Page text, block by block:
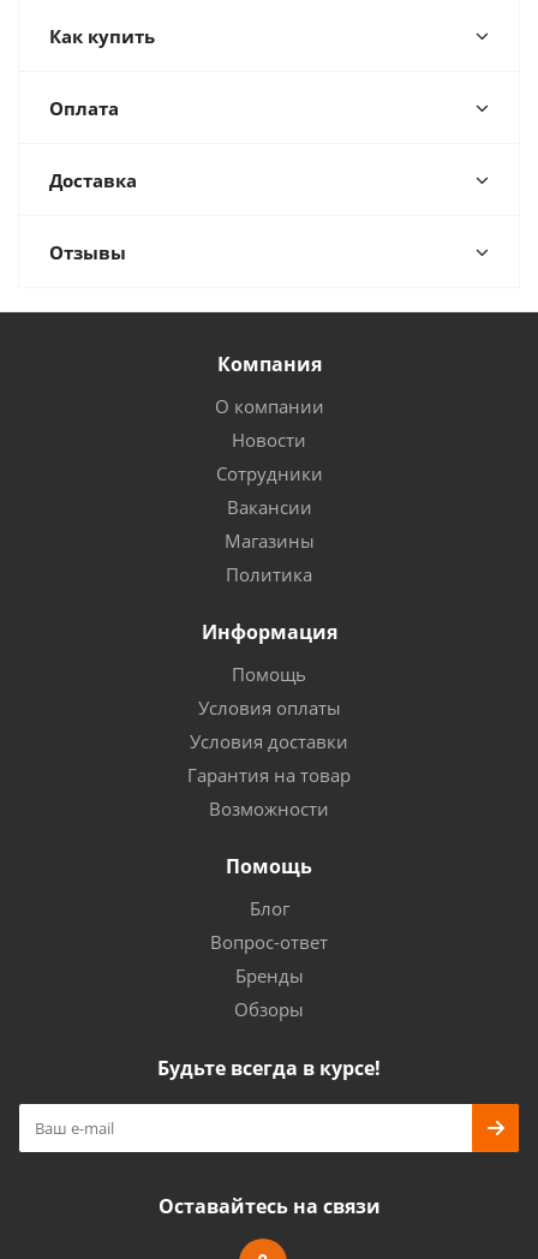
Как купить
Оплата
Доставка
Отзывы
Компания
О компании
Новости
Сотрудники
Вакансии
Магазины
Политика
Информация
Помощь
Условия оплаты
Условия доставки
Гарантия на товар
Возможности
Помощь
Блог
Вопрос-ответ
Бренды
Обзоры
Будьте всегда в курсе!
Оставайтесь на связи